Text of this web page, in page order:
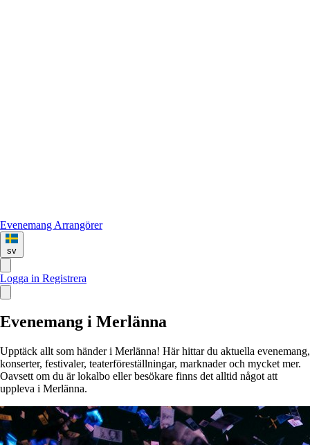
Evenemang Arrangörer
sv
Logga in Registrera
Evenemang i Merlänna
Upptäck allt som händer i Merlänna! Här hittar du aktuella evenemang,
konserter, festivaler, teaterföreställningar, marknader och mycket mer.
Oavsett om du är lokalbo eller besökare finns det alltid något att
uppleva i Merlänna.